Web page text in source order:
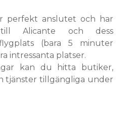
perfekt anslutet och har
till Alicante och dess
(bara 5 minuter
intressanta platser.
kan du hitta butiker,
tjänster tillgängliga under